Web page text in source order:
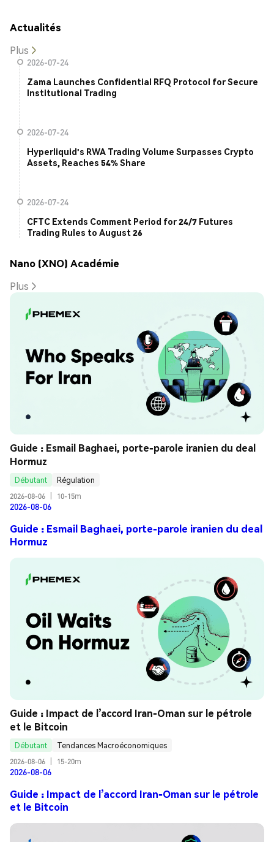
Actualités
Plus
2026-07-24
Zama Launches Confidential RFQ Protocol for Secure
Institutional Trading
2026-07-24
Hyperliquid's RWA Trading Volume Surpasses Crypto
Assets, Reaches 54% Share
2026-07-24
CFTC Extends Comment Period for 24/7 Futures
Trading Rules to August 26
Nano (XNO) Académie
Plus
Guide : Esmail Baghaei, porte-parole iranien du deal
Hormuz
Débutant
Régulation
2026-08-06
10-15m
2026-08-06
Guide : Esmail Baghaei, porte-parole iranien du deal
Hormuz
Guide : Impact de l’accord Iran-Oman sur le pétrole
et le Bitcoin
Débutant
Tendances Macroéconomiques
2026-08-06
15-20m
2026-08-06
Guide : Impact de l’accord Iran-Oman sur le pétrole
et le Bitcoin